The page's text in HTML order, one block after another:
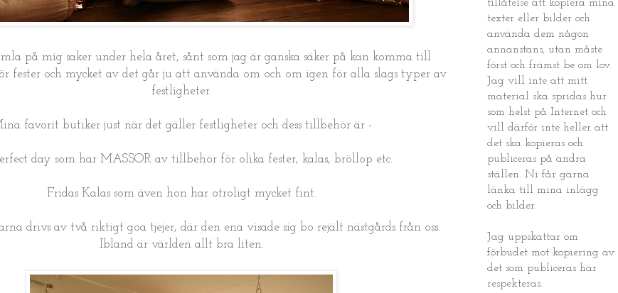
på mig saker under hela året, sånt som jag är ganska säker på kan komma till
fester och mycket av det går ju att använda om och om igen för alla slags typer av
festligheter.
favorit butiker just när det gäller festligheter och dess tillbehör är -
day som har MASSOR av tillbehör för olika fester, kalas, bröllop etc.
Fridas Kalassom även hon har otroligt mycket fint.
drivs av två riktigt goa tjejer, där den ena visade sig bo rejält nästgårds från oss.
Ibland är världen allt bra liten.
tillåtelse att kopiera mina
texter eller bilder och
använda dem någon
annanstans, utan måste
först och främst be om lov.
Jag vill inte att mitt
material ska spridas hur
som helst på Internet och
vill därför inte heller att
det ska kopieras och
publiceras på andra
ställen. Ni får gärna
länka till mina inlägg
och bilder.
Jag uppskattar om
förbudet mot kopiering av
det som publiceras här
respekteras.